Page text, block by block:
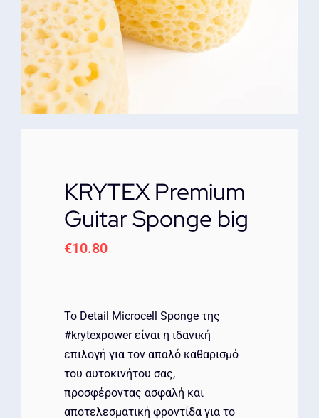
ΕΠΙΚΟΙΝΩΝΙΑ
KRYTEX Premium
Guitar Sponge big
€10.80
Το Detail Microcell Sponge της
#krytexpower είναι η ιδανική
επιλογή για τον απαλό καθαρισμό
του αυτοκινήτου σας,
προσφέροντας ασφαλή και
αποτελεσματική φροντίδα για το